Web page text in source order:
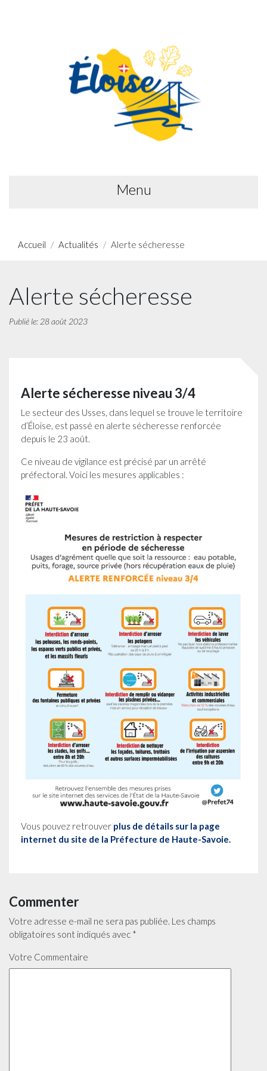
Menu
Accueil Actualités Alerte sécheresse
Alerte sécheresse
Publié le: 28 août 2023
Alerte sécheresse niveau 3/4
Le secteur des Usses, dans lequel se trouve le territoire
d’Éloise, est passé en alerte sécheresse renforcée
depuis le 23 août.
Ce niveau de vigilance est précisé par un arrêté
préfectoral. Voici les mesures applicables :
Vous pouvez retrouver plus de détails sur la page
internet du site de la Préfecture de Haute-Savoie.
Commenter
Votre adresse e-mail ne sera pas publiée. Les champs
obligatoires sont indiqués avec *
Votre Commentaire